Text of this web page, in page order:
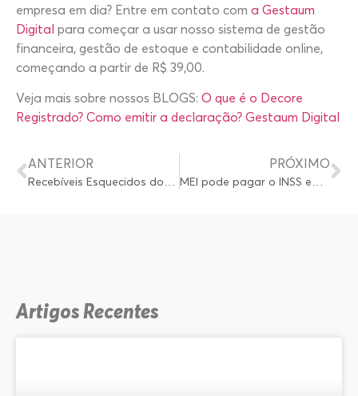
empresa em dia? Entre em contato com a Gestaum
Digital para começar a usar nosso sistema de gestão
financeira, gestão de estoque e contabilidade online,
começando a partir de R$ 39,00.
Veja mais sobre nossos BLOGS: O que é o Decore
Registrado? Como emitir a declaração? Gestaum Digital
ANTERIOR PRÓXIMO
Artigos Recentes